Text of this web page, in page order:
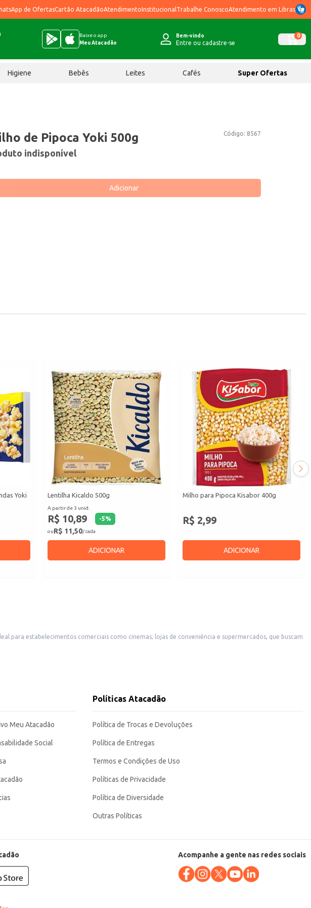
de OfertasCartão AtacadãoAtendimentoInstitucional Trabalhe ConoscoAtendimento em Libras
Baixe o app
Meu Atacadão
Bem-vindo
Entre ou cadastre-se
0
Higiene Bebês Leites Cafés Super Ofertas
Código: 8567
de Pipoca Yoki 500g
indisponível
Adicionar
Yoki
Lentilha Kicaldo 500g
A partir de 3 unid.
R$ 10,89 -5%
ouR$ 11,50/ cada
ADICIONAR
Milho para Pipoca Kisabor 400g
R$ 2,99
ADICIONAR
Yoki em pacote de 500g oferece um bom rendimento e se destaca pela praticidade de seu formato. Sua utilização é ampla e se adapta a diferentes contextos, garantindo praticidade e eficiência para o consumidor.
Meu Atacadão
Social
Políticas Atacadão
Política de Trocas e Devoluções
Política de Entregas
Termos e Condições de Uso
Políticas de Privacidade
Política de Diversidade
Outras Políticas
Acompanhe a gente nas redes sociais